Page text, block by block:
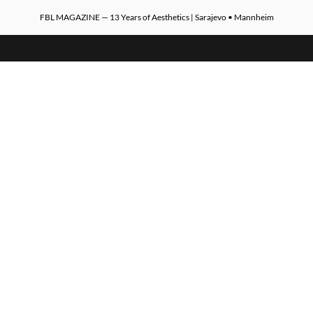
FBL MAGAZINE — 13 Years of Aesthetics | Sarajevo • Mannheim